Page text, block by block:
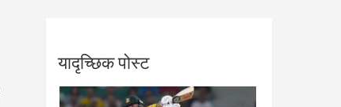
यादृच्छिक पोस्ट